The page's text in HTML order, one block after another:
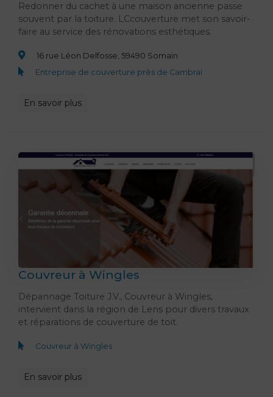
Redonner du cachet à une maison ancienne passe
souvent par la toiture. LCcouverture met son savoir-
faire au service des rénovations esthétiques.
16 rue Léon Delfosse, 59490 Somain
Entreprise de couverture près de Cambrai
En savoir plus
Couvreur à Wingles
Dépannage Toiture J.V., Couvreur à Wingles,
intervient dans la région de Lens pour divers travaux
et réparations de couverture de toit.
Couvreur à Wingles
En savoir plus